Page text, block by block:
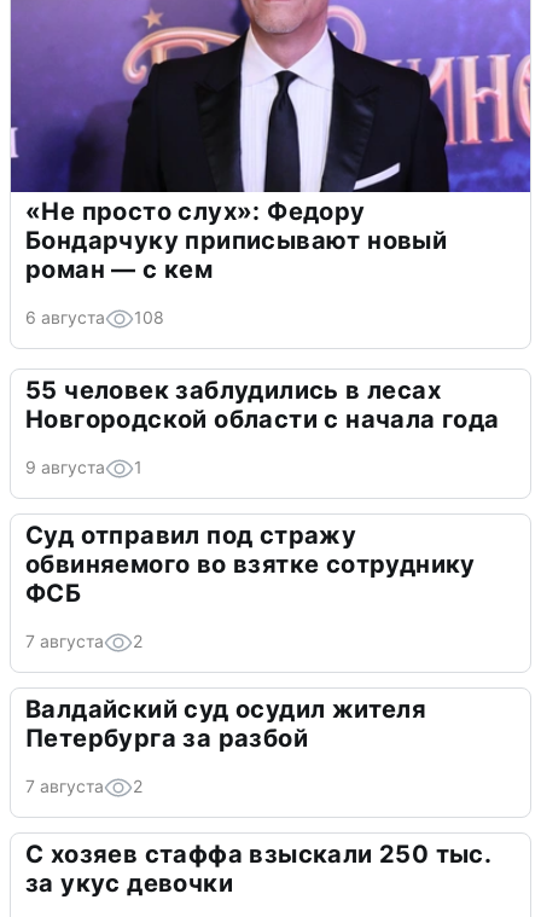
«Не просто слух»: Федору
Бондарчуку приписывают новый
роман — с кем
6 августа 108
55 человек заблудились в лесах
Новгородской области с начала года
9 августа 1
Суд отправил под стражу
обвиняемого во взятке сотруднику
ФСБ
7 августа 2
Валдайский суд осудил жителя
Петербурга за разбой
7 августа 2
С хозяев стаффа взыскали 250 тыс.
за укус девочки